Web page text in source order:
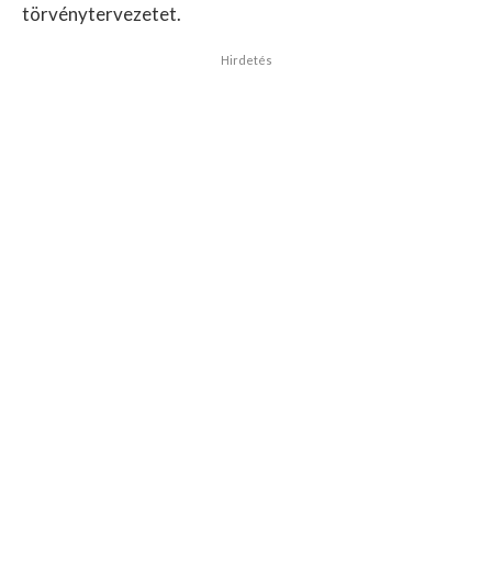
törvénytervezetet.
Hirdetés